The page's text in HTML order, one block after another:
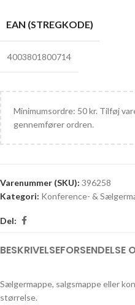
EAN (STREGKODE)
4003801800714
Minimumsordre: 50 kr. Tilføj
gennemfører ordren.
Varenummer (SKU): 396258
Kategori: Konference- &
Del:
BESKRIVELSEFORSENDELSE
Sælgermappe, salgsmappe eller
størrelse.